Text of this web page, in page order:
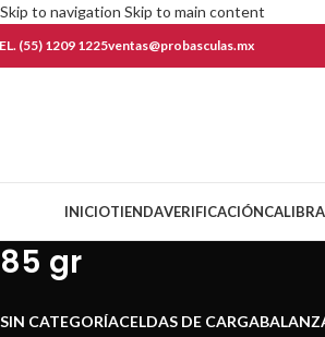
Skip to navigation Skip to main content
(55) 1209 1225ventas@probasculas.mx
INICIOTIENDAVERIFICACIÓN
85 gr
SIN CATEGORÍACELDAS DE CARGA